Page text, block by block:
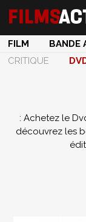
FILM BANDE
CRITIQUE
: Achetez le
découvrez les